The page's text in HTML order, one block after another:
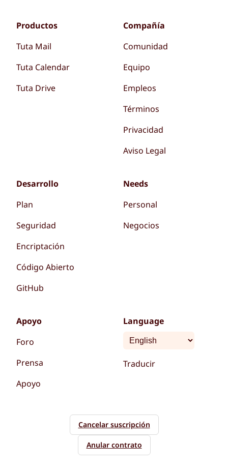
Productos
Tuta Mail
Tuta Calendar
Tuta Drive
Compañía
Comunidad
Equipo
Empleos
Términos
Privacidad
Aviso Legal
Desarrollo
Plan
Seguridad
Encriptación
Código Abierto
GitHub
Needs
Personal
Negocios
Apoyo
Foro
Prensa
Apoyo
Language
Traducir
Cancelar suscripción
Anular contrato